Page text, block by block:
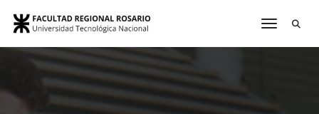
toggle